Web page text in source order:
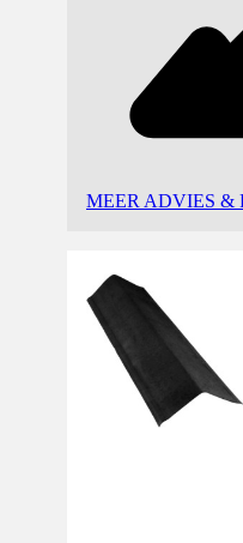
MEER ADVIES &